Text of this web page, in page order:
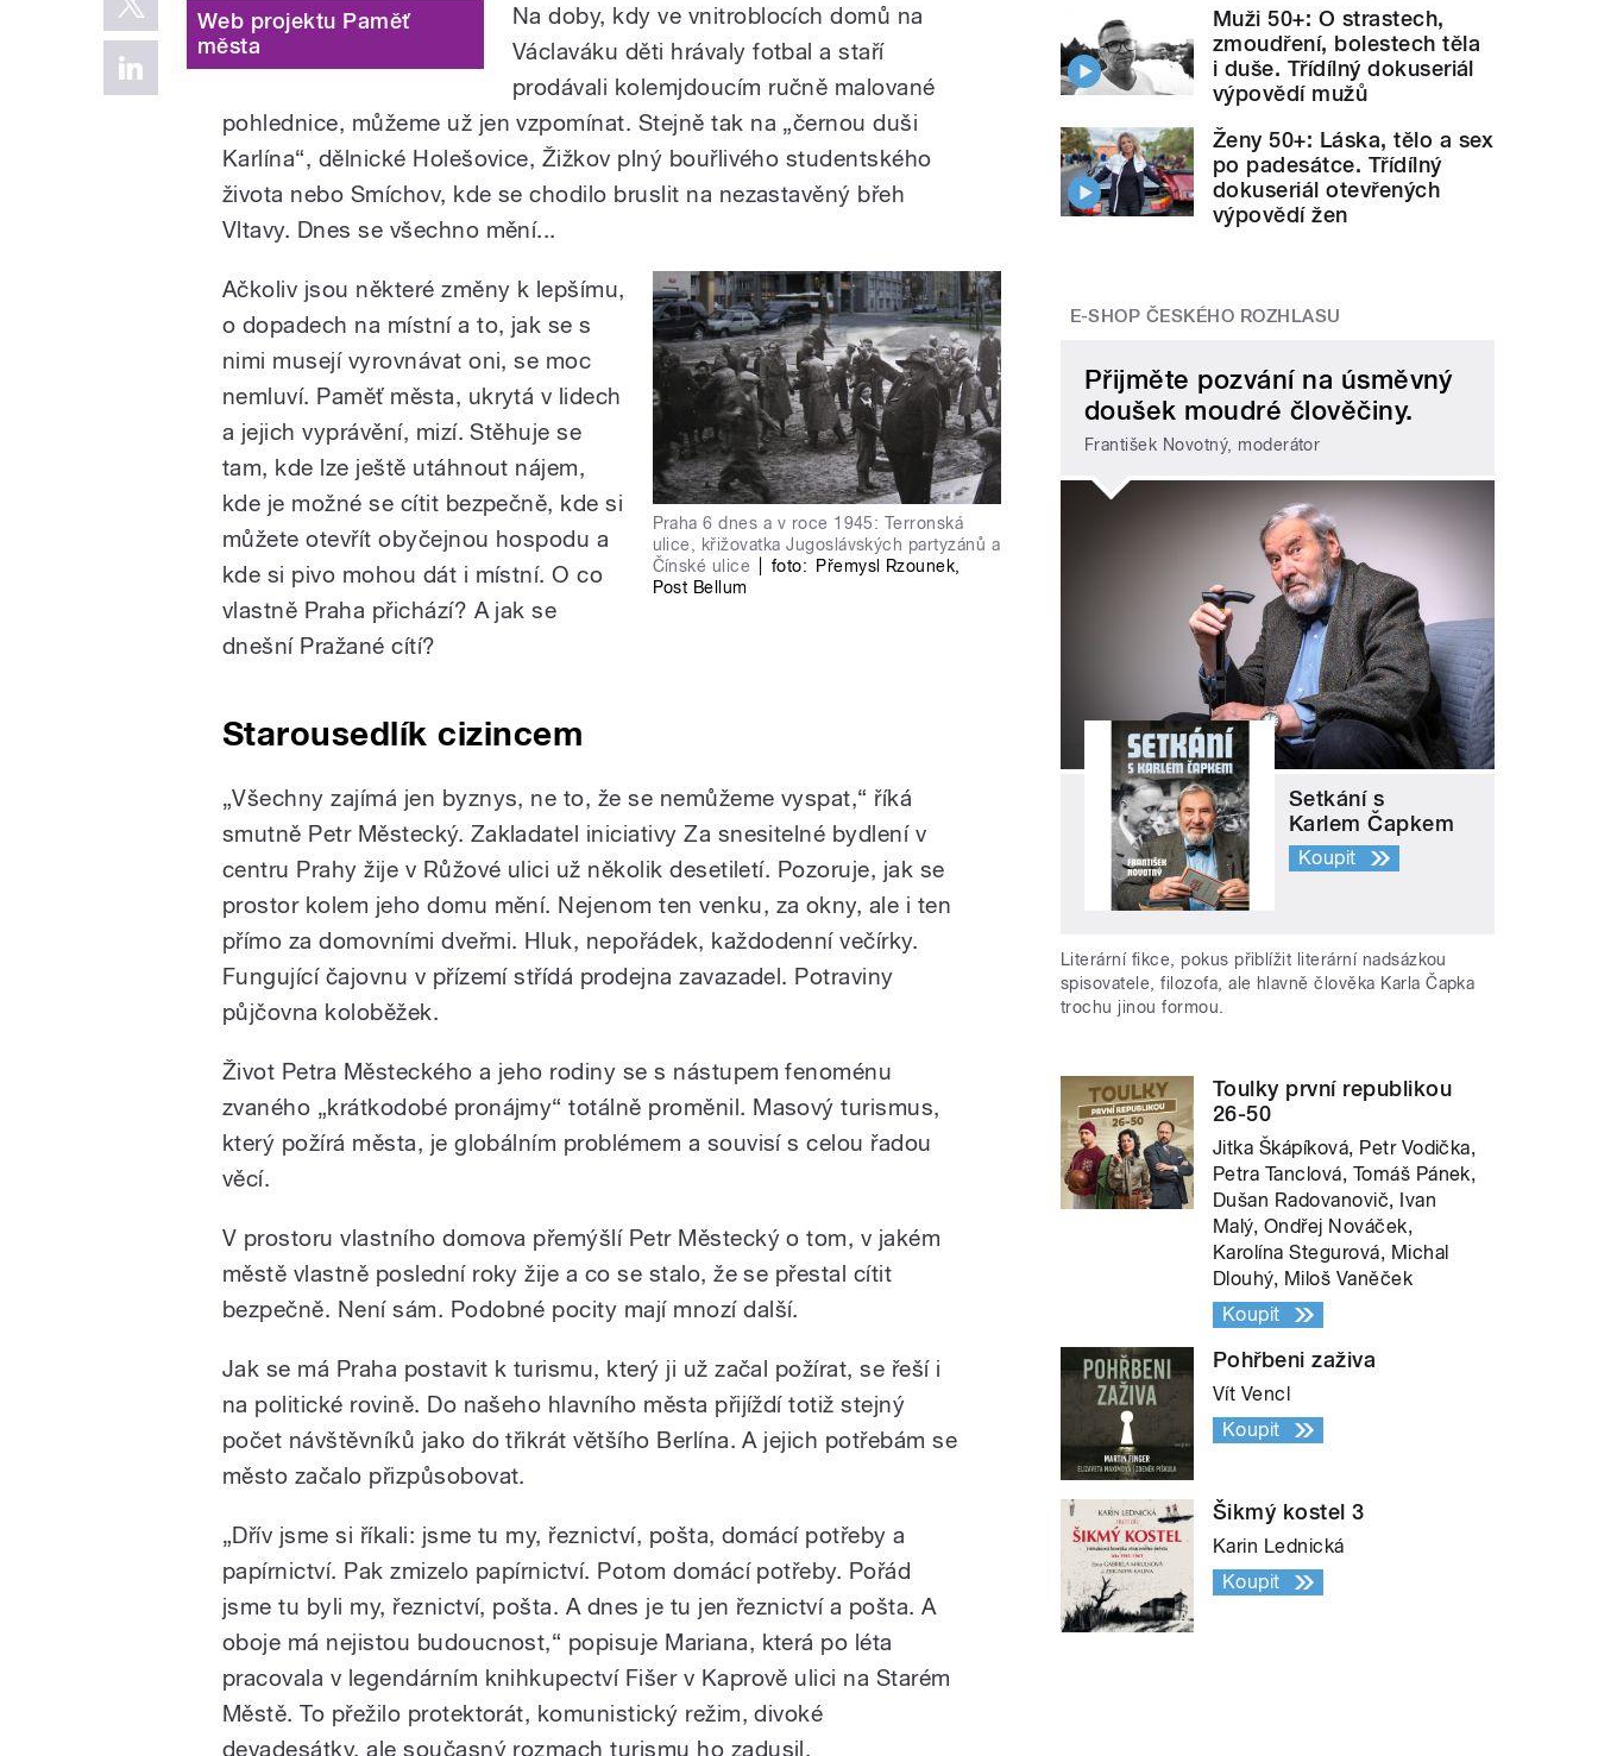
Web projektu Paměť
města
Na doby, kdy ve vnitroblocích domů na
Václaváku děti hrávaly fotbal a staří
prodávali kolemjdoucím ručně malované
pohlednice, můžeme už jen vzpomínat. Stejně tak na „černou duši
Karlína“, dělnické Holešovice, Žižkov plný bouřlivého studentského
života nebo Smíchov, kde se chodilo bruslit na nezastavěný břeh
Vltavy. Dnes se všechno mění...
Praha 6 dnes a v roce 1945: Terronská
ulice, křižovatka Jugoslávských partyzánů a
Čínské ulice
foto: Přemysl Rzounek,
Post Bellum
Ačkoliv jsou některé změny k lepšímu,
o dopadech na místní a to, jak se s
nimi musejí vyrovnávat oni, se moc
nemluví. Paměť města, ukrytá v lidech
a jejich vyprávění, mizí. Stěhuje se
tam, kde lze ještě utáhnout nájem,
kde je možné se cítit bezpečně, kde si
můžete otevřít obyčejnou hospodu a
kde si pivo mohou dát i místní. O co
vlastně Praha přichází? A jak se
dnešní Pražané cítí?
Starousedlík cizincem
„Všechny zajímá jen byznys, ne to, že se nemůžeme vyspat,“ říká
smutně Petr Městecký. Zakladatel iniciativy Za snesitelné bydlení v
centru Prahy žije v Růžové ulici už několik desetiletí. Pozoruje, jak se
prostor kolem jeho domu mění. Nejenom ten venku, za okny, ale i ten
přímo za domovními dveřmi. Hluk, nepořádek, každodenní večírky.
Fungující čajovnu v přízemí střídá prodejna zavazadel. Potraviny
půjčovna koloběžek.
Život Petra Městeckého a jeho rodiny se s nástupem fenoménu
zvaného „krátkodobé pronájmy“ totálně proměnil. Masový turismus,
který požírá města, je globálním problémem a souvisí s celou řadou
věcí.
V prostoru vlastního domova přemýšlí Petr Městecký o tom, v jakém
městě vlastně poslední roky žije a co se stalo, že se přestal cítit
bezpečně. Není sám. Podobné pocity mají mnozí další.
Jak se má Praha postavit k turismu, který ji už začal požírat, se řeší i
na politické rovině. Do našeho hlavního města přijíždí totiž stejný
počet návštěvníků jako do třikrát většího Berlína. A jejich potřebám se
město začalo přizpůsobovat.
„Dřív jsme si říkali: jsme tu my, řeznictví, pošta, domácí potřeby a
papírnictví. Pak zmizelo papírnictví. Potom domácí potřeby. Pořád
jsme tu byli my, řeznictví, pošta. A dnes je tu jen řeznictví a pošta. A
oboje má nejistou budoucnost,“ popisuje Mariana, která po léta
pracovala v legendárním knihkupectví Fišer v Kaprově ulici na Starém
Městě. To přežilo protektorát, komunistický režim, divoké
devadesátky, ale současný rozmach turismu ho zadusil.
Muži 50+: O strastech,
zmoudření, bolestech těla
i duše. Třídílný dokuseriál
výpovědí mužů
Ženy 50+: Láska, tělo a sex
po padesátce. Třídílný
dokuseriál otevřených
výpovědí žen
E-SHOP ČESKÉHO ROZHLASU
Přijměte pozvání na úsměvný
doušek moudré člověčiny.
František Novotný, moderátor
Setkání s
Karlem Čapkem
Koupit
Literární fikce, pokus přiblížit literární nadsázkou
spisovatele, filozofa, ale hlavně člověka Karla Čapka
trochu jinou formou.
Toulky první republikou
26-50
Jitka Škápíková, Petr Vodička,
Petra Tanclová, Tomáš Pánek,
Dušan Radovanovič, Ivan
Malý, Ondřej Nováček,
Karolína Stegurová, Michal
Dlouhý, Miloš Vaněček
Koupit
Pohřbeni zaživa
Vít Vencl
Koupit
Šikmý kostel 3
Karin Lednická
Koupit